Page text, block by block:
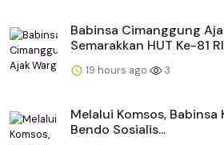
Babinsa Cimanggung
Semarakkan HUT Ke-81 RI
19 hours ago 3
Melalui Komsos,
Bendo Sosialis...